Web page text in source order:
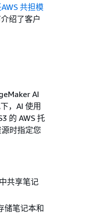
共担模
绍了客户
AI
，AI 使用
的 AWS 托
时指定您
共享笔记
储笔记本和